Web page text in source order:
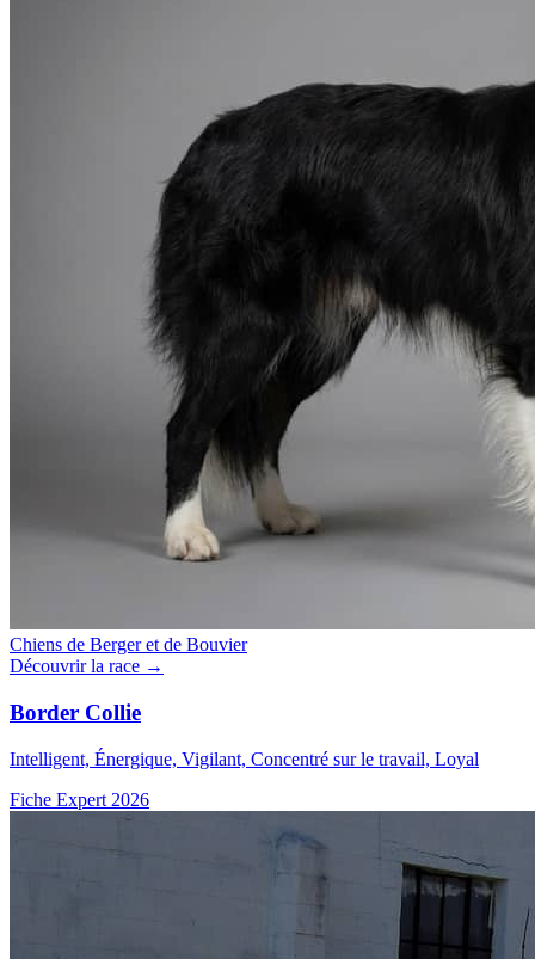
Chiens de Berger et de Bouvier
Découvrir la race →
Border Collie
Intelligent, Énergique, Vigilant, Concentré sur le travail, Loyal
Fiche Expert 2026